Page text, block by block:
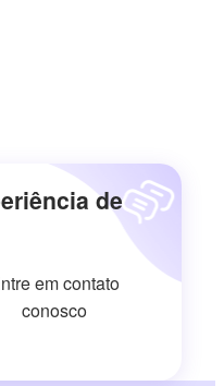
de
em contato
conosco